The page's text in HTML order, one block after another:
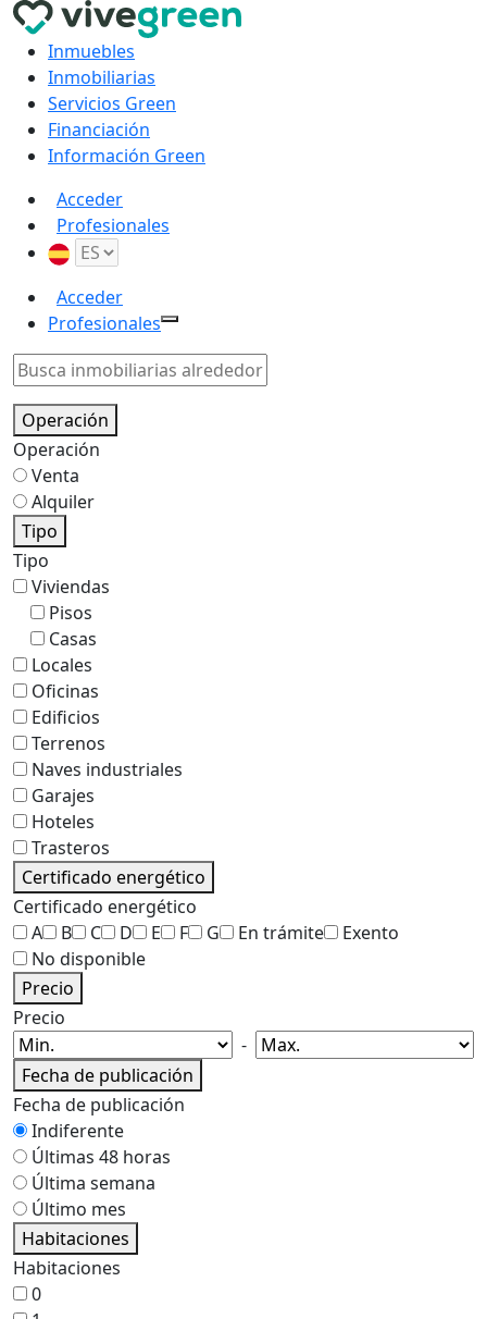
Inmuebles
Inmobiliarias
Servicios Green
Financiación
Información Green
Acceder
Profesionales
Acceder
Profesionales
Operación
Operación
Venta
Alquiler
Tipo
Tipo
Viviendas
Pisos
Casas
Locales
Oficinas
Edificios
Terrenos
Naves industriales
Garajes
Hoteles
Trasteros
Certificado energético
Certificado energético
A
B C D E F G En trámite
Exento
No disponible
Precio
Precio
-
Fecha de publicación
Fecha de publicación
Indiferente
Últimas 48 horas
Última semana
Último mes
Habitaciones
Habitaciones
0